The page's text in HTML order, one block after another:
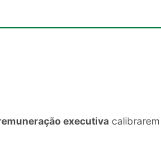
executiva